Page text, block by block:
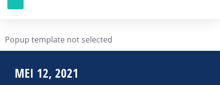
Popup template not selected
MEI 12, 2021